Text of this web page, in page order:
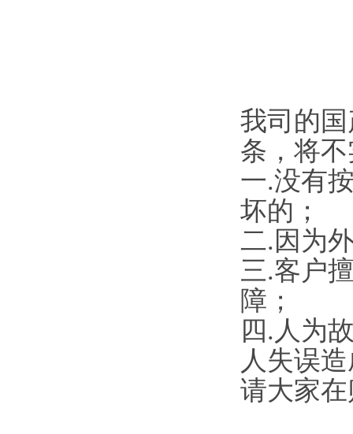
我司的
条，将
一.没有
坏的；
二.因为
三.客户
障；
四.人为
人失误
请大家